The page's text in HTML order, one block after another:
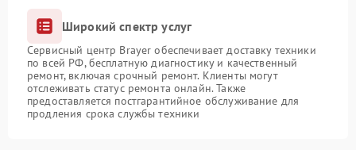
Широкий спектр услуг
Сервисный центр Brayer обеспечивает доставку техники
по всей РФ, бесплатную диагностику и качественный
ремонт, включая срочный ремонт. Клиенты могут
отслеживать статус ремонта онлайн. Также
предоставляется постгарантийное обслуживание для
продления срока службы техники